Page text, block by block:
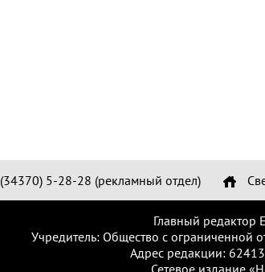
(34370) 5-28-28 (рекламный отдел)
Главный редактор
Учредитель: Общество с ограниченной
Адрес редакции: